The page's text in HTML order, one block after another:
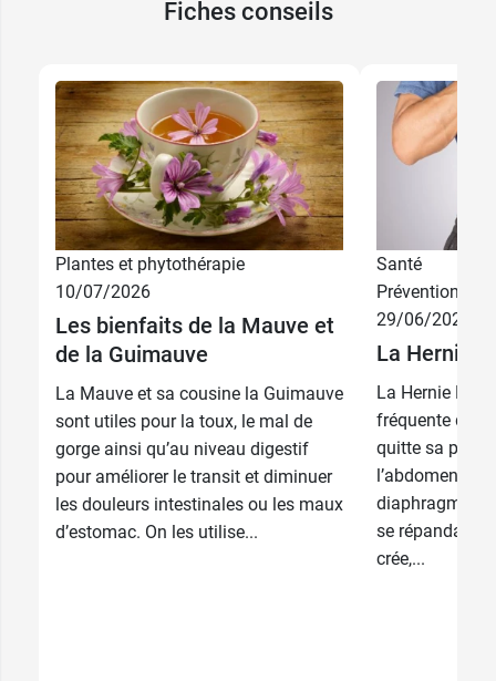
7 comprimés 7,99 €
13,99 €
Fiches conseils
Plantes et phytothérapie
10/07/2026
Les bienfaits de la Mauve et
de la Guimauve
La Mauve et sa cousine la Guimauve
sont utiles pour la toux, le mal de
gorge ainsi qu’au niveau digestif
pour améliorer le transit et diminuer
les douleurs intestinales ou les maux
d’estomac. On les utilise...
Santé
Prévention
29/06/2026
La Hernie
La Hernie
fréquente de
quitte sa
l’abdomen
diaphragme.
se répandant
crée,...